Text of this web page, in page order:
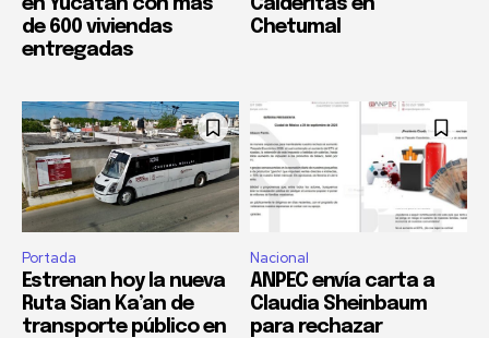
en Yucatán con más
de 600 viviendas
entregadas
Calderitas en
Chetumal
Portada
Estrenan hoy la nueva
Ruta Sian Ka’an de
transporte público en
Nacional
ANPEC envía carta a
Claudia Sheinbaum
para rechazar